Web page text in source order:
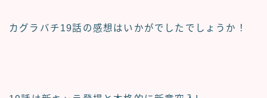
カグラバチ19話の感想はいかがでしたでしょうか！